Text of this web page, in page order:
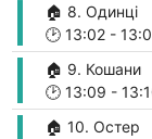
🏠 8. Одинці
🕑13:02 -
🏠 9. Кошани
🕑13:09 -
🏠 10. Остер